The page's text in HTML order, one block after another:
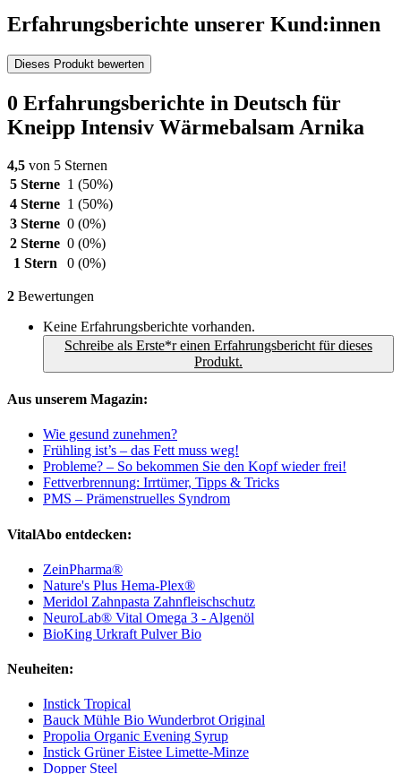
Erfahrungsberichte unserer Kund:innen
Dieses Produkt bewerten
0 Erfahrungsberichte in Deutsch für
Kneipp Intensiv Wärmebalsam Arnika
4,5 von 5 Sternen
5 Sterne 1 (50%)
4 Sterne 1 (50%)
3 Sterne 0 (0%)
2 Sterne 0 (0%)
1 Stern
0 (0%)
2 Bewertungen
Keine Erfahrungsberichte vorhanden.
Schreibe als Erste*r einen Erfahrungsbericht für dieses
Produkt.
Aus unserem Magazin:
Wie gesund zunehmen?
Frühling ist’s – das Fett muss weg!
Probleme? – So bekommen Sie den Kopf wieder frei!
Fettverbrennung: Irrtümer, Tipps & Tricks
PMS – Prämenstruelles Syndrom
VitalAbo entdecken:
ZeinPharma®
Nature's Plus Hema-Plex®
Meridol Zahnpasta Zahnfleischschutz
NeuroLab® Vital Omega 3 - Algenöl
BioKing Urkraft Pulver Bio
Neuheiten:
Instick Tropical
Bauck Mühle Bio Wunderbrot Original
Propolia Organic Evening Syrup
Instick Grüner Eistee Limette-Minze
Dopper Steel